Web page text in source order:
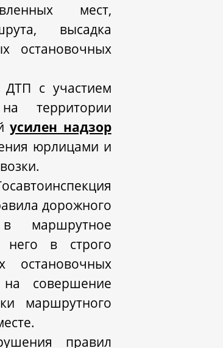
мест,
высадка
остановочных
ДТП с участием
территории
усилен надзор
юрлицами и
дорожного
маршрутное
него в строго
остановочных
совершение
маршрутного
правил